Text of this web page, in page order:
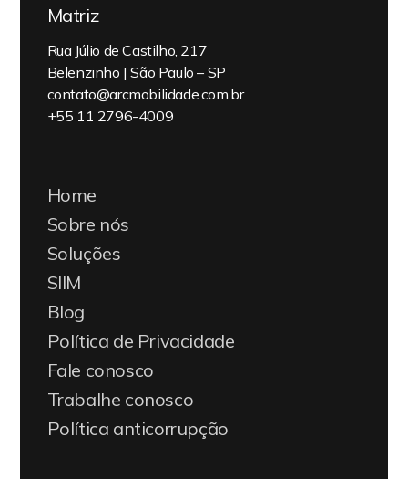
Matriz
Rua Júlio de Castilho, 217
Belenzinho | São Paulo – SP
contato@arcmobilidade.com.br
+55 11 2796-4009
Home
Sobre nós
Soluções
SIIM
Blog
Política de Privacidade
Fale conosco
Trabalhe conosco
Política anticorrupção